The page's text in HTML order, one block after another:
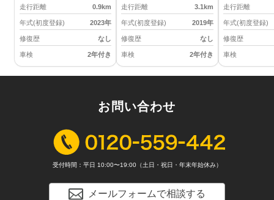
走行距離
0.9km
年式(初度登録) 2023年
修復歴 なし
車検 2年付き
走行距離
3.1km
年式(初度登録) 2019年
修復歴 なし
車検 2年付き
走行距離
年式(初度登録)
修復歴
車検
お問い合わせ
受付時間：平日 10:00〜19:00（土日・祝日・年末年始休み）
メールフォームで相談する